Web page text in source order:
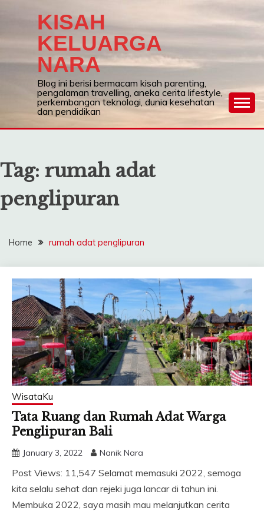
KISAH
KELUARGA
NARA
Blog ini berisi bermacam kisah parenting,
pengalaman travelling, aneka cerita lifestyle,
perkembangan teknologi, dunia kesehatan
dan pendidikan
Tag: rumah adat
penglipuran
Home rumah adat penglipuran
WisataKu
Tata Ruang dan Rumah Adat Warga
Penglipuran Bali
January 3, 2022 Nanik Nara
Post Views: 11,547 Selamat memasuki 2022, semoga
kita selalu sehat dan rejeki juga lancar di tahun ini.
Membuka 2022, saya masih mau melanjutkan cerita